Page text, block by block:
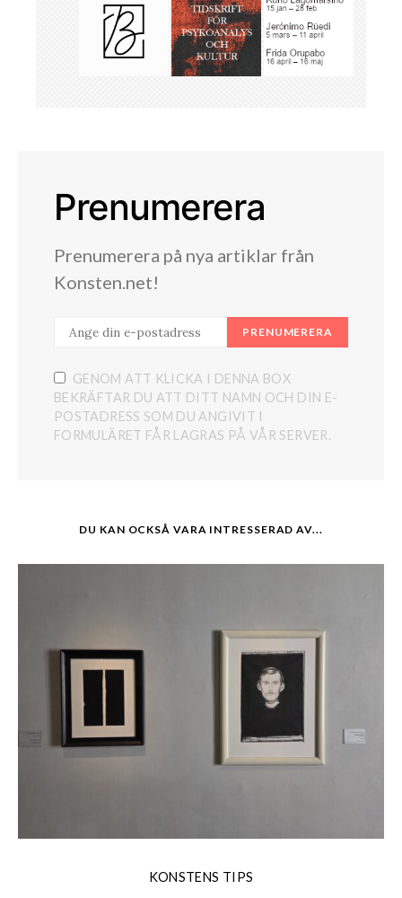
Prenumerera
Prenumerera på nya artiklar från
Konsten.net!
PRENUMERERA
GENOM ATT KLICKA I DENNA BOX
BEKRÄFTAR DU ATT DITT NAMN OCH DIN E-
POSTADRESS SOM DU ANGIVIT I
FORMULÄRET FÅR LAGRAS PÅ VÅR SERVER.
DU KAN OCKSÅ VARA INTRESSERAD AV...
KONSTENS TIPS